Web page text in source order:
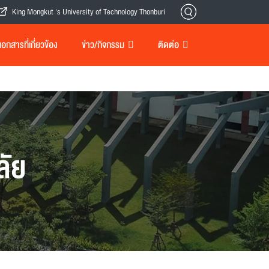
King Mongkut 's University of Technology Thonburi
กสารที่เกี่ยวข้อง ข่าว/กิจกรรม ติดต่อ
ย